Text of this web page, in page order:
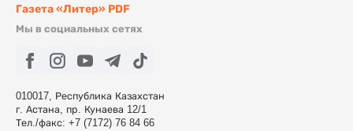
Газета «Литер» PDF
Мы в социальных сетях
010017, Республика Казахстан
г. Астана, пр. Кунаева 12/1
Тел./факс: +7 (7172) 76 84 66